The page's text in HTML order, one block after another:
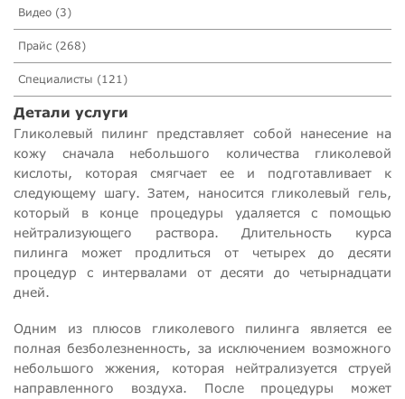
Видео (3)
Прайс (268)
Специалисты (121)
Детали услуги
Гликолевый пилинг представляет собой нанесение на
кожу сначала небольшого количества гликолевой
кислоты, которая смягчает ее и подготавливает к
следующему шагу. Затем, наносится гликолевый гель,
который в конце процедуры удаляется с помощью
нейтрализующего раствора. Длительность курса
пилинга может продлиться от четырех до десяти
процедур с интервалами от десяти до четырнадцати
дней.
Одним из плюсов гликолевого пилинга является ее
полная безболезненность, за исключением возможного
небольшого жжения, которая нейтрализуется струей
направленного воздуха. После процедуры может